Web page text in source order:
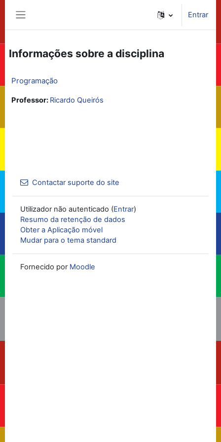
Entrar
Informações sobre a disciplina
Programação
Professor: Ricardo Queirós
Contactar suporte do site
Utilizador não autenticado (Entrar)
Resumo da retenção de dados
Obter a Aplicação móvel
Mudar para o tema standard
Fornecido por Moodle